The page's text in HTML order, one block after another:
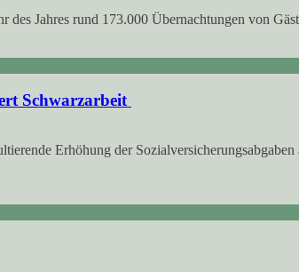
Jahres rund 173.000 Übernachtungen von
Schwarzarbeit
Erhöhung der